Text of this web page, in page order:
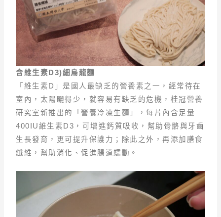
含維生素D3)細烏龍麵
「維生素D」是國人最缺乏的營養素之一，經常待在
室內，太陽曬得少，就容易有缺乏的危機，桂冠營養
研究室新推出的「營養冷凍生麵」，每片內含足量
400IU維生素D3，可增進鈣質吸收，幫助骨骼與牙齒
生長發育，更可提升保護力；除此之外，再添加膳食
纖維，幫助消化、促進腸道蠕動。